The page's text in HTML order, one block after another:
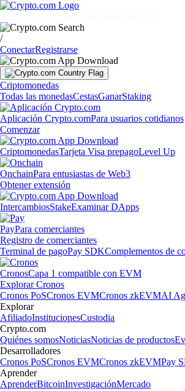
/
ConectarRegistrarse
Criptomonedas
Todas las monedasCestasGanarStaking
Aplicación Crypto.comPara usuarios cotidianos
Comenzar
CriptomonedasTarjeta Visa prepagoLevel Up
OnchainPara entusiastas de Web3
Obtener extensión
IntercambiosStakeExaminar DApps
PayPara comerciantes
Registro de comerciantes
Terminal de pagoPay SDKComplementos de
CronosCapa 1 compatible con EVM
Explorar Cronos
Cronos PoSCronos EVMCronos zkEVMAI
Explorar
AfiliadoInstitucionesCustodia
Crypto.com
Quiénes somosNoticiasNoticias de productos
Desarrolladores
Cronos PoSCronos EVMCronos zkEVMPay
Aprender
AprenderBitcoinInvestigaciónMercado